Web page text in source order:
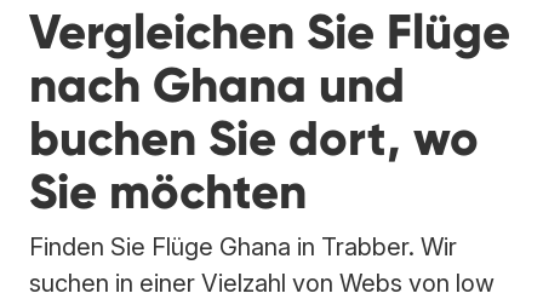
Vergleichen Sie Flüge
nach Ghana und
buchen Sie dort, wo
Sie möchten
Finden Sie Flüge Ghana in Trabber. Wir
suchen in einer Vielzahl von Webs von low